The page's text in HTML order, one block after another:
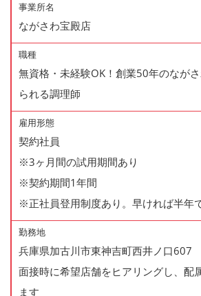
事業所名
ながさわ宝殿店
職種
無資格・未経験OK！創業50年のなが
られる調理師
雇用形態
契約社員
※3ヶ月間の試用期間あり
※契約期間1年間
※正社員登用制度あり。早ければ半年
勤務地
兵庫県加古川市東神吉町西井ノ口607
面接時に希望店舗をヒアリングし、配
ます